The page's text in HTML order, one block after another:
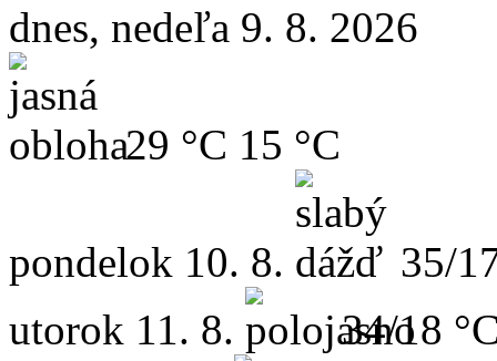
dnes, nedeľa 9. 8. 2026
29 °C 15 °C
pondelok 10. 8.
35/
utorok 11. 8. 34/18